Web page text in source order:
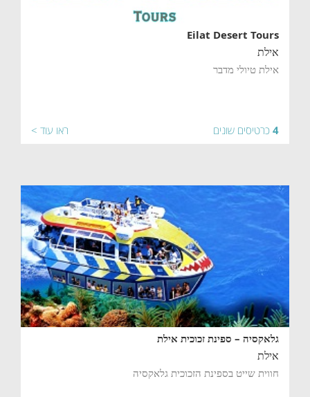
Eilat Desert Tours
אילת
אילת טיולי מדבר
4 כרטיסים שונים ראו עוד >
גלאקסיה – ספינת זכוכית אילת
אילת
חווית שייט בספינת הזכוכית גלאקסיה